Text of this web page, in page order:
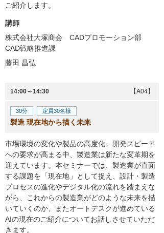
ご紹介します。
講師
株式会社大塚商会 CADプロモーション部
CAD戦略推進課
藤田 昌弘
14:00～14:30 【A04】
30分 定員30名様
製造 現在地から描く未来
市場環境の変化や製品の高度化、開発スピード
への要求が高まる中、製造業は新たな変革期を
迎えています。本セミナーでは、製造業が直面
する課題を「現在地」として捉え、設計・製造
プロセスの進化やデジタル化の流れを踏まえな
がら、これからの製造業がどのような未来を描
いていくのか、またオートデスクが進めている
AIの現在のご紹介についてお話しさせていただ
きます。